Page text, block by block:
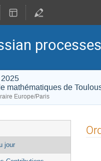
mathématiques de
Europe/Paris
jour